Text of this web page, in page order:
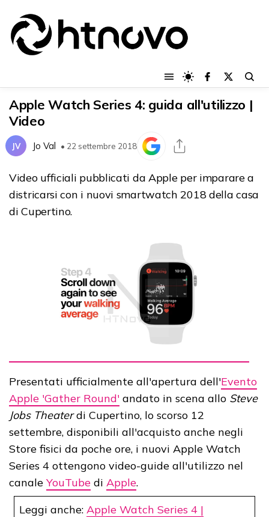
Apple Watch Series 4: guida all'utilizzo |
Video
JV Jo Val • 22 settembre 2018
Video ufficiali pubblicati da Apple per imparare a
districarsi con i nuovi smartwatch 2018 della casa
di Cupertino.
Presentati ufficialmente all'apertura dell'Evento
Apple 'Gather Round' andato in scena allo Steve
Jobs Theaterdi Cupertino, lo scorso 12
settembre, disponibili all'acquisto anche negli
Store fisici da poche ore, i nuovi Apple Watch
Series 4 ottengono video-guide all'utilizzo nel
canale YouTube di Apple.
Leggi anche: Apple Watch Series 4 |